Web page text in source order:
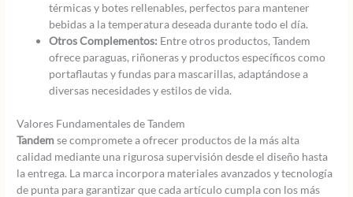
térmicas y botes rellenables, perfectos para mantener
bebidas a la temperatura deseada durante todo el día.
Otros Complementos: Entre otros productos, Tandem
ofrece paraguas, riñoneras y productos específicos como
portaflautas y fundas para mascarillas, adaptándose a
diversas necesidades y estilos de vida.
Valores Fundamentales de Tandem
Tandemse compromete a ofrecer productos de la más alta
calidad mediante una rigurosa supervisión desde el diseño hasta
la entrega. La marca incorpora materiales avanzados y tecnología
de punta para garantizar que cada artículo cumpla con los más